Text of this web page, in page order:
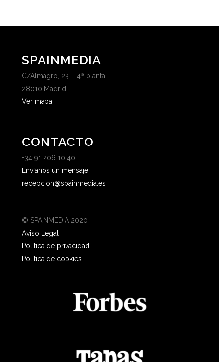
SPAINMEDIA
C/Almagro, 23 – 4ª planta
28010 Madrid
Ver mapa
CONTACTO
+34 91 206 10 40
Envíanos un mensaje
recepcion@spainmedia.es
© SPAINMEDIA 2020
Aviso Legal
Política de privacidad
Política de cookies